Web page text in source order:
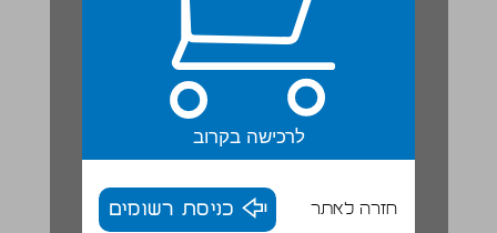
לרכישה בקרוב
חזרה לאתר כניסת רשומים